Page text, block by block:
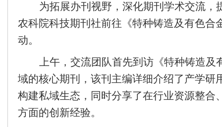
为拓展办刊视野，深化期刊学术交流，
农科院科技期刊社前往《特种铸造及有色合
动。
上午，交流团队首先到访《特种铸造
域的核心期刊，该刊主编详细介绍了产学
构建私域生态，同时分享了在行业资源整
方面的创新经验。